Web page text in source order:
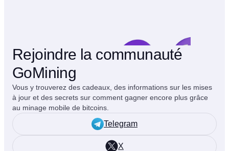
Rejoindre la communauté
GoMining
Vous y trouverez des cadeaux, des informations sur les mises
à jour et des secrets sur comment gagner encore plus grâce
au minage mobile de bitcoins.
Telegram
X